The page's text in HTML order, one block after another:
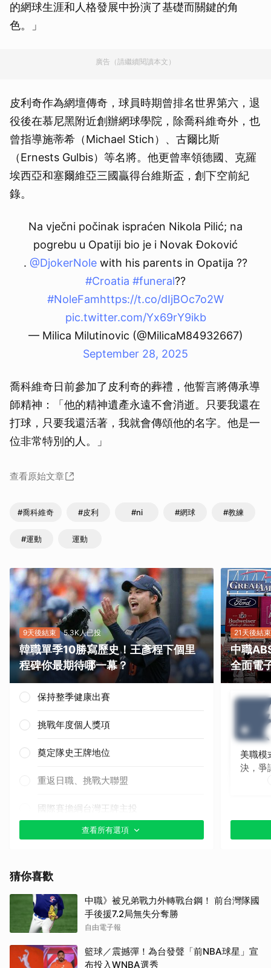
的網球生涯和人格發展中扮演了基礎而關鍵的角
色。」
廣告（請繼續閱讀本文）
皮利奇作為網壇傳奇，球員時期曾排名世界第六，退
役後在慕尼黑附近創辦網球學院，除喬科維奇外，也
曾指導施蒂希（Michael Stich）、古爾比斯
（Ernests Gulbis）等名將。他更曾率領德國、克羅
埃西亞和塞爾維亞三國贏得台維斯盃，創下空前紀
錄。
Na vječni počinak ispraćen Nikola Pilić; na
pogrebu u Opatiji bio je i Novak Đoković
. @DjokerNole with his parents in Opatija ??
#Croatia #funeral??
#NoleFamhttps://t.co/dIjBOc7o2W
pic.twitter.com/Yx69rY9ikb
— Milica Milutinovic (@MilicaM84932667)
September 28, 2025
喬科維奇日前參加了皮利奇的葬禮，他誓言將傳承導
師精神：「他的精神遺產永遠不會消逝。只要我還在
打球，只要我還活著，我就會傳頌他的名字。他是一
位非常特別的人。」
查看原始文章
#喬科維奇 #皮利 #ni #網球 #教練
#運動 運動
9天後結束 5.3K人已投
韓職單季10勝寫歷史！王彥程下個里
程碑你最期待哪一幕？
保持整季健康出賽
挑戰年度個人獎項
奠定隊史王牌地位
重返日職、挑戰大聯盟
國際賽擔綱台灣王牌主投
其他（歡迎貼文分享）
查看所有選項
21天後結束
中職
全面電
美職模
決，爭
猜你喜歡
中職》被兄弟戰力外轉戰台鋼！ 前台灣隊國
手後援7.2局無失分奪勝
自由電子報
籃球／震撼彈！為台發聲「前NBA球星」宣
布投入WNBA選秀